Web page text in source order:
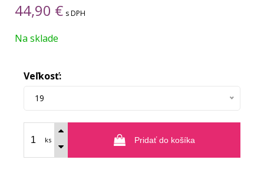
44,90 € s DPH
Na sklade
Veľkosť:
19
ks Pridať do košíka